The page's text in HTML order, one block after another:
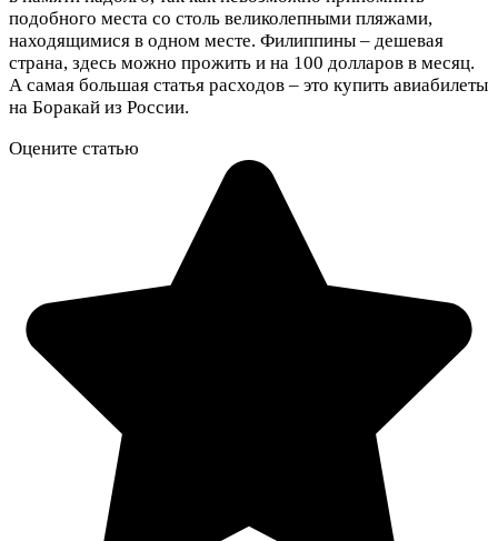
подобного места со столь великолепными пляжами,
находящимися в одном месте. Филиппины – дешевая
страна, здесь можно прожить и на 100 долларов в месяц.
А самая большая статья расходов – это купить авиабилеты
на Боракай из России.
Оцените статью